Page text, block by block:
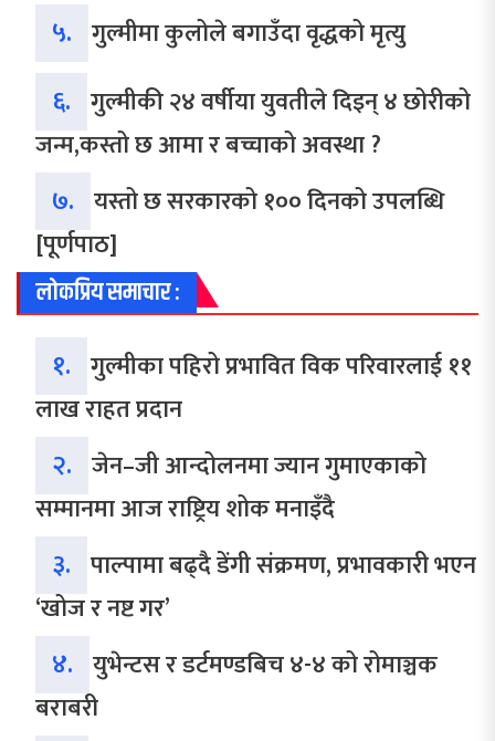
५. गुल्मीमा कुलोले बगाउँदा वृद्धको मृत्यु
६. गुल्मीकी २४ वर्षीया युवतीले दिइन् ४ छोरीको
जन्म,कस्तो छ आमा र बच्चाको अवस्था ?
७. यस्तो छ सरकारको १०० दिनको उपलब्धि
[पूर्णपाठ]
लोकप्रिय समाचार :
१. गुल्मीका पहिरो प्रभावित विक परिवारलाई ११
लाख राहत प्रदान
२. जेन–जी आन्दोलनमा ज्यान गुमाएकाको
सम्मानमा आज राष्ट्रिय शोक मनाइँदै
३. पाल्पामा बढ्दै डेंगी संक्रमण, प्रभावकारी भएन
‘खोज र नष्ट गर’
४. युभेन्टस र डर्टमण्डबिच ४-४ को रोमाञ्चक
बराबरी